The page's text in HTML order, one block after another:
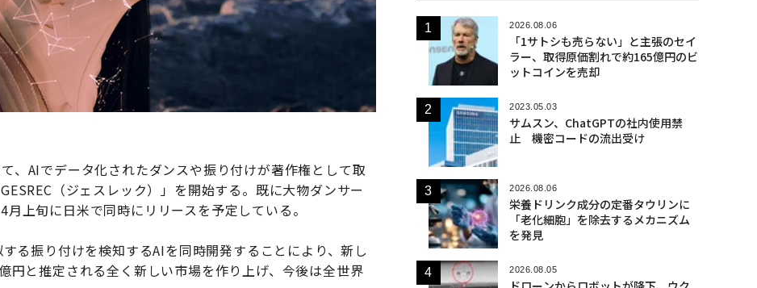
、AIでデータ化されたダンスや振り付けが著作権として取
（ジェスレック）」を開始する。既に大物ダンサー
上旬に日米で同時にリリースを予定している。
る振り付けを検知するAIを同時開発することにより、新し
円と推定される全く新しい市場を作り上げ、今後は全世界
2026.08.06
「1サトシも売らない」と主張のセイ
ラー、取得原価割れで約165億円のビ
ットコインを売却
2023.05.03
サムスン、ChatGPTの社内使用禁
止 機密コードの流出受け
2026.08.06
栄養ドリンク成分の定番タウリンに
「老化細胞」を除去するメカニズム
を発見
2026.08.05